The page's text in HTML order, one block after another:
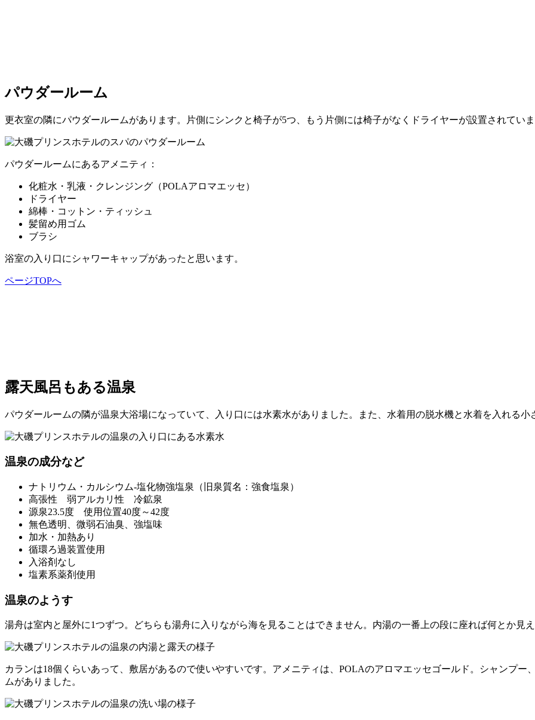
パウダールーム
更衣室の隣にパウダールームがあります。片側にシンクと椅子が5つ、もう片側には椅子がなくドライヤーが設置されてい
パウダールームにあるアメニティ：
化粧水・乳液・クレンジング（POLAアロマエッセ）
ドライヤー
綿棒・コットン・ティッシュ
髪留め用ゴム
ブラシ
浴室の入り口にシャワーキャップがあったと思います。
ページTOPへ
露天風呂もある温泉
パウダールームの隣が温泉大浴場になっていて、入り口には水素水がありました。また、水着用の脱水機と水着を入れる小
温泉の成分など
ナトリウム・カルシウム-塩化物強塩泉（旧泉質名：強食塩泉）
高張性 弱アルカリ性 冷鉱泉
源泉23.5度 使用位置40度～42度
無色透明、微弱石油臭、強塩味
加水・加熱あり
循環ろ過装置使用
入浴剤なし
塩素系薬剤使用
温泉のようす
湯舟は室内と屋外に1つずつ。どちらも湯舟に入りながら海を見ることはできません。内湯の一番上の段に座れば何とか見
カランは18個くらいあって、敷居があるので使いやすいです。アメニティは、POLAのアロマエッセゴールド。シャンプ
ムがありました。